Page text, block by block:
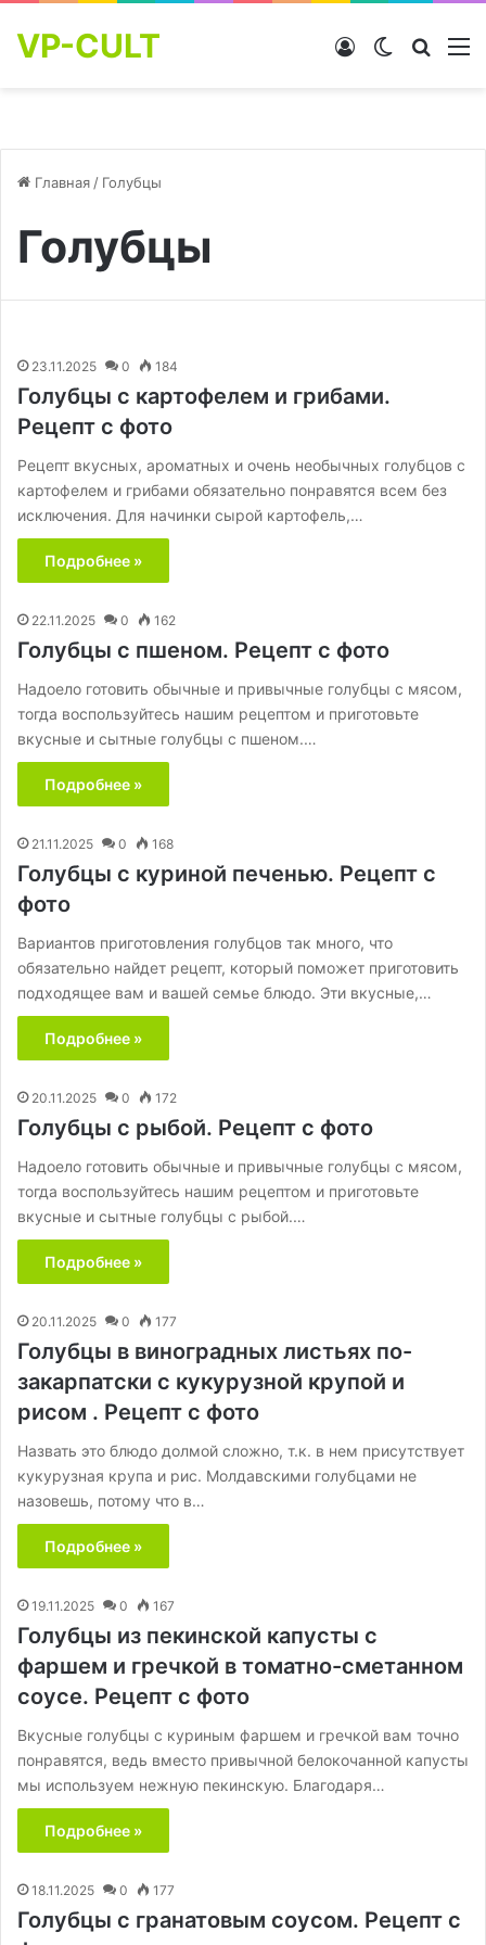
VP-CULT Switch skin
Войти
Главная / Голубцы
Голубцы
23.11.2025 0 184
Голубцы с картофелем и грибами.
Рецепт с фото
Рецепт вкусных, ароматных и очень необычных голубцов с
картофелем и грибами обязательно понравятся всем без
исключения. Для начинки сырой картофель,…
Подробнее »
22.11.2025 0 162
Голубцы с пшеном. Рецепт с фото
Надоело готовить обычные и привычные голубцы с мясом,
тогда воспользуйтесь нашим рецептом и приготовьте
вкусные и сытные голубцы с пшеном.…
Подробнее »
21.11.2025 0 168
Голубцы с куриной печенью. Рецепт с
фото
Вариантов приготовления голубцов так много, что
обязательно найдет рецепт, который поможет приготовить
подходящее вам и вашей семье блюдо. Эти вкусные,…
Подробнее »
20.11.2025 0 172
Голубцы с рыбой. Рецепт с фото
Надоело готовить обычные и привычные голубцы с мясом,
тогда воспользуйтесь нашим рецептом и приготовьте
вкусные и сытные голубцы с рыбой.…
Подробнее »
20.11.2025 0 177
Голубцы в виноградных листьях по-
закарпатски с кукурузной крупой и
рисом . Рецепт с фото
Назвать это блюдо долмой сложно, т.к. в нем присутствует
кукурузная крупа и рис. Молдавскими голубцами не
назовешь, потому что в…
Подробнее »
19.11.2025 0 167
Голубцы из пекинской капусты с
фаршем и гречкой в томатно-сметанном
соусе. Рецепт с фото
Вкусные голубцы с куриным фаршем и гречкой вам точно
понравятся, ведь вместо привычной белокочанной капусты
мы используем нежную пекинскую. Благодаря…
Подробнее »
18.11.2025 0 177
Голубцы с гранатовым соусом. Рецепт с